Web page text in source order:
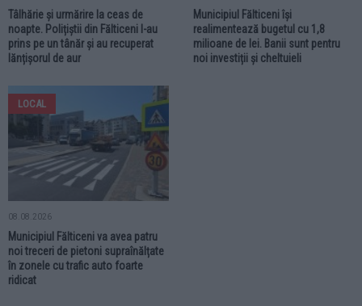
Tâlhărie și urmărire la ceas de
noapte. Polițiștii din Fălticeni l-au
prins pe un tânăr și au recuperat
lănțișorul de aur
Municipiul Fălticeni își
realimentează bugetul cu 1,8
milioane de lei. Banii sunt pentru
noi investiții și cheltuieli
LOCAL
08.08.2026
Municipiul Fălticeni va avea patru
noi treceri de pietoni supraînălțate
în zonele cu trafic auto foarte
ridicat